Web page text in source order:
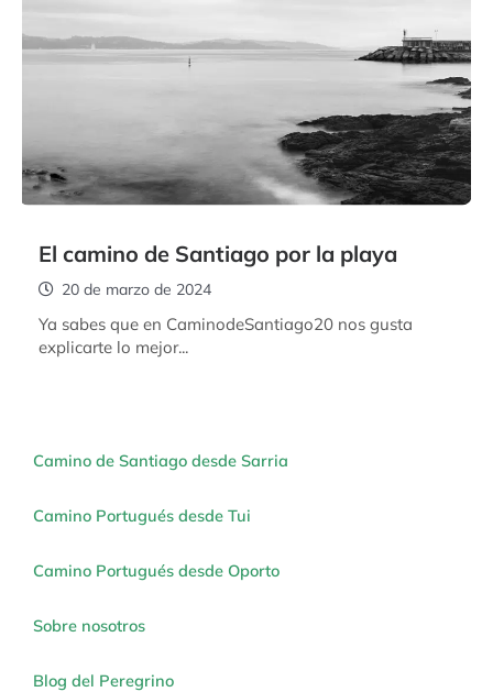
El camino de Santiago por la playa
20 de marzo de 2024
Ya sabes que en CaminodeSantiago20 nos gusta
explicarte lo mejor...
Camino de Santiago desde Sarria
Camino Portugués desde Tui
Camino Portugués desde Oporto
Sobre nosotros
Blog del Peregrino